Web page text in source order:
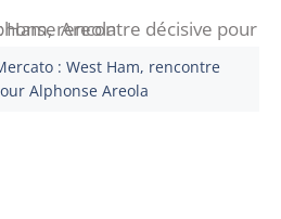
: West Ham, rencontre
Alphonse Areola